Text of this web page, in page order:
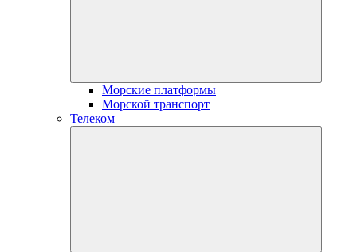
Морские платформы
Морской транспорт
Телеком